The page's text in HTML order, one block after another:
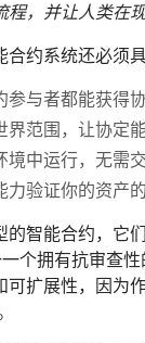
，并让人类在
约系统还必须
与者都能获得
范围，让协定
中运行，无需
力验证你的资产
智能合约，它
拥有抗审查性
可扩展性，因为